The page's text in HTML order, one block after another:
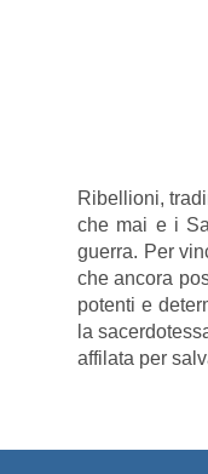
Ribellioni,
che mai e i
guerra. Per
che ancora
potenti e
la
affilata per